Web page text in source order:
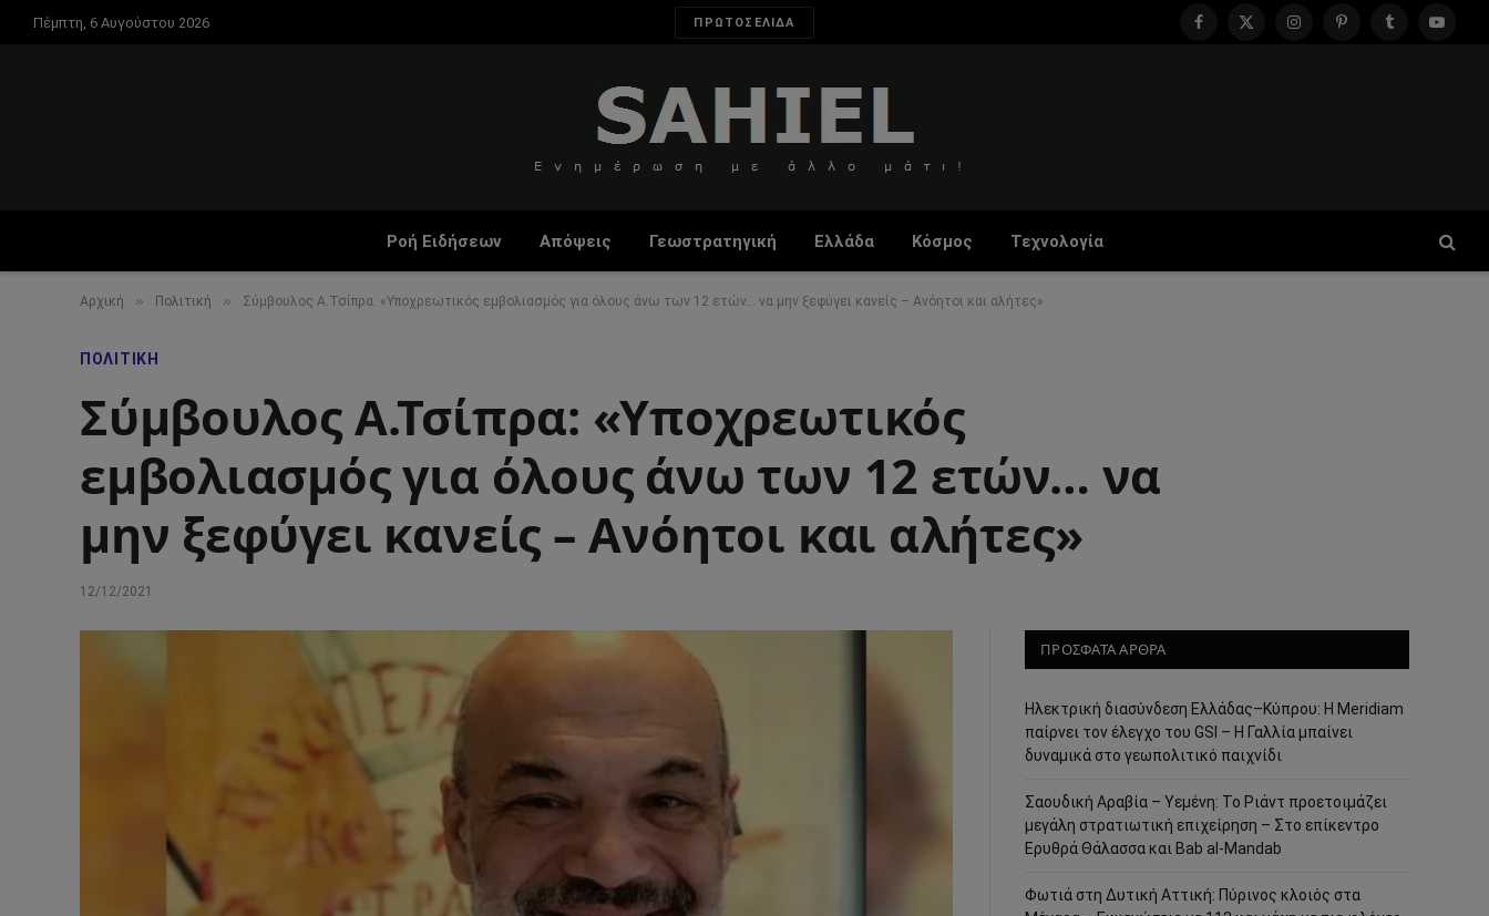
Πέμπτη, 6 Αυγούστου 2026 ΠΡΩΤΟΣΕΛΙΔΑ
Facebook
X
InstagramPinterestTumblr
Ροή Ειδήσεων Απόψεις Γεωστρατηγική Ελλάδα Κόσμος Τεχνολογία
Αρχική » Πολιτική » Σύμβουλος Α.Τσίπρα: «Υποχρεωτικός εμβολιασμός για όλους άνω των 12 ετών… να μην ξεφύγει κανείς – Ανόητοι και αλήτες»
ΠΟΛΙΤΙΚΉ
Σύμβουλος Α.Τσίπρα: «Υποχρεωτικός
εμβολιασμός για όλους άνω των 12 ετών… να
μην ξεφύγει κανείς – Ανόητοι και αλήτες»
12/12/2021
ΠΡΟΣΦΑΤΑ ΑΡΘΡΑ
Ηλεκτρική διασύνδεση Ελλάδας–Κύπρου: Η Meridiam
παίρνει τον έλεγχο του GSI – Η Γαλλία μπαίνει
δυναμικά στο γεωπολιτικό παιχνίδι
Σαουδική Αραβία – Υεμένη: Το Ριάντ προετοιμάζει
μεγάλη στρατιωτική επιχείρηση – Στο επίκεντρο
Ερυθρά Θάλασσα και Bab al-Mandab
Φωτιά στη Δυτική Αττική: Πύρινος κλοιός στα